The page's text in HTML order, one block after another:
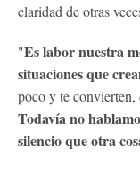
claridad de otras
"Es labor nuestra
situaciones que
poco y te convierten,
Todavía no
silencio que otra